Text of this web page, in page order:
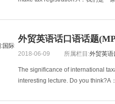
外贸英语话口语话题
2018-06-09 所属栏目:外贸英语
The significance of international
interesting lecture. Do you think?A